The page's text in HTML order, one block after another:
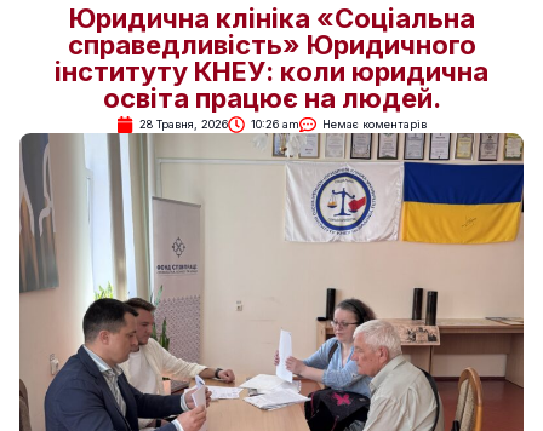
Юридична клініка «Соціальна
справедливість» Юридичного
інституту КНЕУ: коли юридична
освіта працює на людей.
28 Травня, 2026 10:26 am Немає коментарів